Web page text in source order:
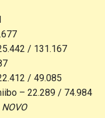
/ 131.167
/ 49.085
– 22.289 / 74.984
NOVO